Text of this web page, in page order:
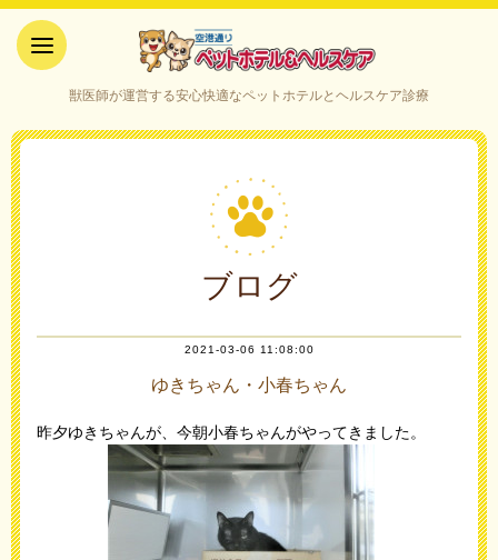
ケア｜山口県宇部市
獣医師が運営する安心快適なペットホテルとヘルスケア診療
ブログ
2021-03-06 11:08:00
ゆきちゃん・小春ちゃん
昨夕ゆきちゃんが、今朝小春ちゃんがやってきました。